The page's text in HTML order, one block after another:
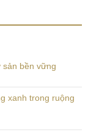
bền vững
xanh trong ruộng